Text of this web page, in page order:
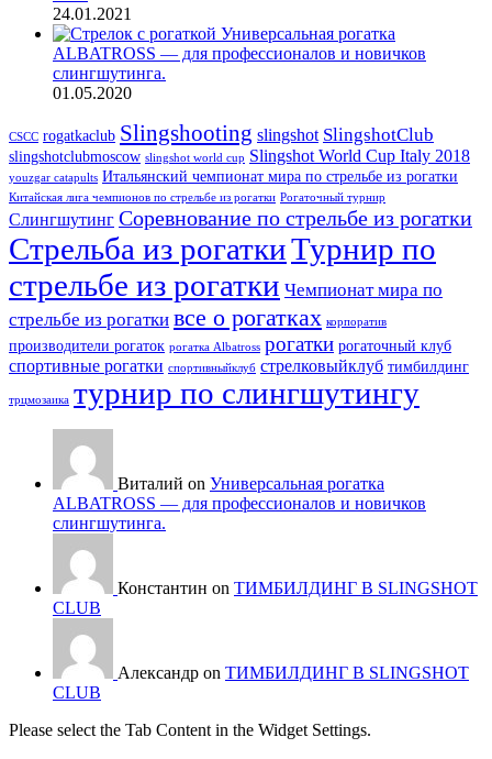
24.01.2021
Универсальная рогатка
ALBATROSS — для профессионалов и новичков
слингшутинга.
01.05.2020
CSCC rogatkaclub Slingshooting slingshot SlingshotClub
slingshotclubmoscow slingshot world cup Slingshot World Cup Italy 2018
youzgar catapults Итальянский чемпионат мира по стрельбе из рогатки
Китайская лига чемпионов по стрельбе из рогатки Рогаточный турнир
Слингшутинг Соревнование по стрельбе из рогатки
Стрельба из рогаткиТурнир по
стрельбе из рогатки Чемпионат мира по
стрельбе из рогатки все о рогатках корпоратив
производители рогаток рогатка Albatross рогатки рогаточный клуб
спортивные рогатки спортивныйклуб стрелковыйклуб тимбилдинг
трцмозаика турнир по слингшутингу
Виталий on Универсальная рогатка
ALBATROSS — для профессионалов и новичков
слингшутинга.
Константин on ТИМБИЛДИНГ В SLINGSHOT
CLUB
Александр on ТИМБИЛДИНГ В SLINGSHOT
CLUB
Please select the Tab Content in the Widget Settings.